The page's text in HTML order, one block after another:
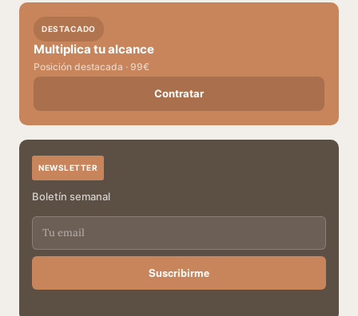
DESTACADO
Multiplica tu alcance
Posición destacada · 99€
Contratar
NEWSLETTER
Boletín semanal
Suscribirme